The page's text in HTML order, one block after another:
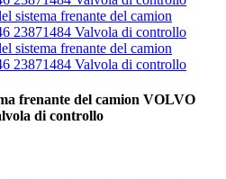
frenante del camion VOLVO
di controllo